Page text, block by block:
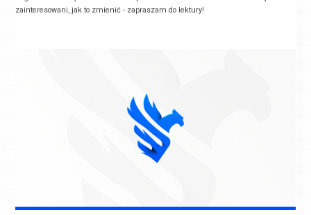
zainteresowani, jak to zmienić - zapraszam do lektury!